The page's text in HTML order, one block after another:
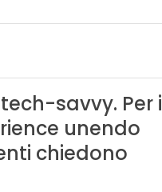
savvy. Per i
unendo
chiedono